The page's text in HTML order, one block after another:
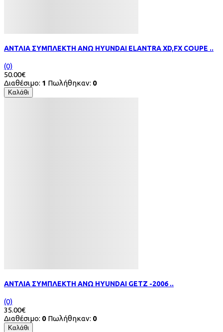
ΑΝΤΛΙΑ ΣΥΜΠΛΕΚΤΗ ΑΝΩ HYUNDAI ELANTRA XD,FX COUPE ..
(0)
50.00€
Διαθέσιμο: 1 Πωλήθηκαν: 0
Καλάθι
ΑΝΤΛΙΑ ΣΥΜΠΛΕΚΤΗ ΑΝΩ HYUNDAI GETZ -2006 ..
(0)
35.00€
Διαθέσιμο: 0 Πωλήθηκαν: 0
Καλάθι